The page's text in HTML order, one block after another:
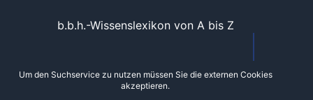
b.b.h.-Wissenslexikon von A bis Z
Um den Suchservice zu nutzen müssen Sie die externen Cookies
akzeptieren.